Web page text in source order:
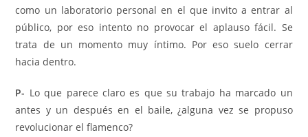
como un laboratorio personal en el que invito a entrar al
público, por eso intento no provocar el aplauso fácil. Se
trata de un momento muy íntimo. Por eso suelo cerrar
hacia dentro.
P- Lo que parece claro es que su trabajo ha marcado un
antes y un después en el baile, ¿alguna vez se propuso
revolucionar el ﬂamenco?